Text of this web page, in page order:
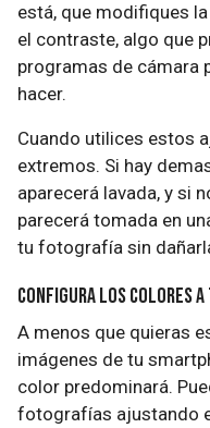
está, que modifiques
el contraste, algo que
programas de cámara
hacer.
Cuando utilices estos
extremos. Si hay
aparecerá lavada, y si
parecerá tomada en
tu fotografía sin
Configura los colores
A menos que quieras
imágenes de tu
color predominará.
fotografías ajustando